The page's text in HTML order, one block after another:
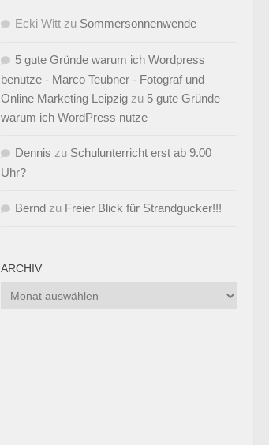
Ecki Witt zu Sommersonnenwende
5 gute Gründe warum ich Wordpress
benutze - Marco Teubner - Fotograf und
Online Marketing Leipzig zu 5 gute Gründe
warum ich WordPress nutze
Dennis zu Schulunterricht erst ab 9.00
Uhr?
Bernd zu Freier Blick für Strandgucker!!!
ARCHIV
Archiv